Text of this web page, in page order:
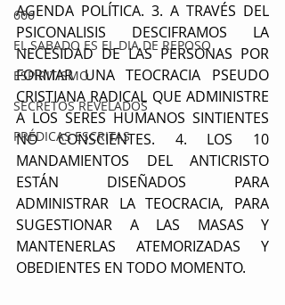
666
EL SABADO ES EL DIA DE REPOSO
ESPIRITISMO
SECRETOS REVELADOS
PRÉDICAS ESCRITAS
AGENDA POLÍTICA. 3. A TRAVÉS DEL
PSICONALISIS DESCIFRAMOS LA
NECESIDAD DE LAS PERSONAS POR
FORMAR UNA TEOCRACIA PSEUDO
CRISTIANA RADICAL QUE ADMINISTRE
A LOS SERES HUMANOS SINTIENTES
NO CONSCIENTES. 4. LOS 10
MANDAMIENTOS DEL ANTICRISTO
ESTÁN DISEÑADOS PARA
ADMINISTRAR LA TEOCRACIA, PARA
SUGESTIONAR A LAS MASAS Y
MANTENERLAS ATEMORIZADAS Y